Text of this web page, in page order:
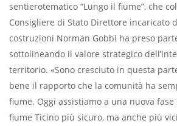
sentierotematico “Lungo il fiume”, che
Consigliere di Stato Direttore incaricato
costruzioni Norman Gobbi ha preso
sottolineando il valore strategico
territorio. «Sono cresciuto in questa
bene il rapporto che la comunità ha
fiume. Oggi assistiamo a una nuova
fiume Ticino più sicuro, ma anche più